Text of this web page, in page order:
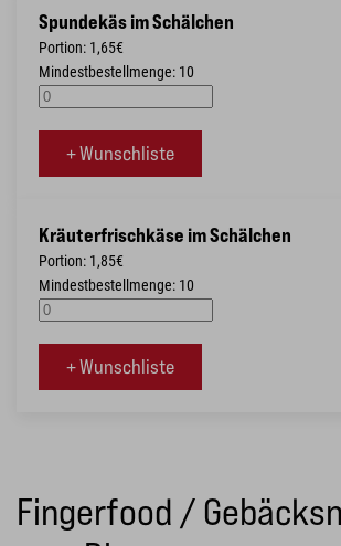
Spundekäs im Schälchen
Portion: 1,65€
Mindestbestellmenge: 10
+ Wunschliste
Kräuterfrischkäse im Schälchen
Portion: 1,85€
Mindestbestellmenge: 10
+ Wunschliste
Fingerfood /